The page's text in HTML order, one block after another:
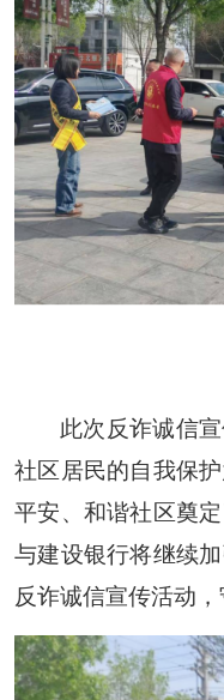
此次反诈诚信
社区居民的自我保
平安、和谐社区奠
与建设银行将继续
反诈诚信宣传活动，